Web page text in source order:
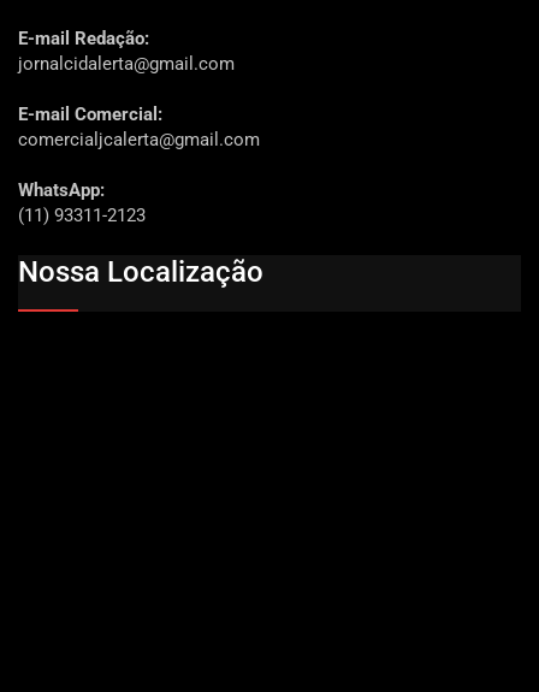
E-mail Redação:
jornalcidalerta@gmail.com
E-mail Comercial:
comercialjcalerta@gmail.com
WhatsApp:
(11) 93311-2123
Nossa Localização